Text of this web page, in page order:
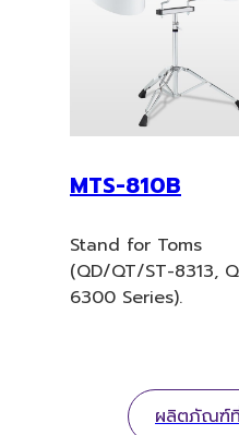
MTS-810B
Stand for Toms
(QD/QT/ST-8313,
6300 Series).
ผลิตภัณฑ์